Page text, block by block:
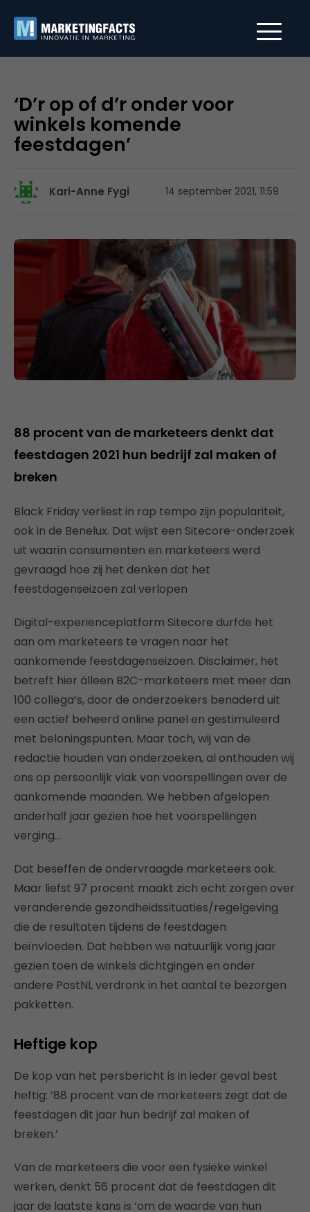
‘D’r op of d’r onder voor
winkels komende
feestdagen’
Kari-Anne Fygi 14 september 2021, 11:59
88 procent van de marketeers denkt dat
feestdagen 2021 hun bedrijf zal maken of
breken
Black Friday verliest in rap tempo zijn populariteit,
ook in de Benelux. Dat wijst een Sitecore-onderzoek
uit waarin consumenten en marketeers werd
gevraagd hoe zij het denken dat het
feestdagenseizoen zal verlopen
Digital-experienceplatform Sitecore durfde het
aan om marketeers te vragen naar het
aankomende feestdagenseizoen. Disclaimer, het
betreft hier álleen B2C-marketeers met meer dan
100 collega’s, door de onderzoekers benaderd uit
een actief beheerd online panel en gestimuleerd
met beloningspunten. Maar toch, wij van de
redactie houden van onderzoeken, al onthouden wij
ons op persoonlijk vlak van voorspellingen over de
aankomende maanden. We hebben afgelopen
anderhalf jaar gezien hoe het voorspellingen
verging…
Dat beseffen de ondervraagde marketeers ook.
Maar liefst 97 procent maakt zich echt zorgen over
veranderende gezondheidssituaties/regelgeving
die de resultaten tijdens de feestdagen
beïnvloeden. Dat hebben we natuurlijk vorig jaar
gezien toen de winkels dichtgingen en onder
andere PostNL verdronk in het aantal te bezorgen
pakketten.
Heftige kop
De kop van het persbericht is in ieder geval best
heftig: ’88 procent van de marketeers zegt dat de
feestdagen dit jaar hun bedrijf zal maken of
breken.’
Van de marketeers die voor een fysieke winkel
werken, denkt 56 procent dat de feestdagen dit
jaar de laatste kans is ‘om de waarde van hun